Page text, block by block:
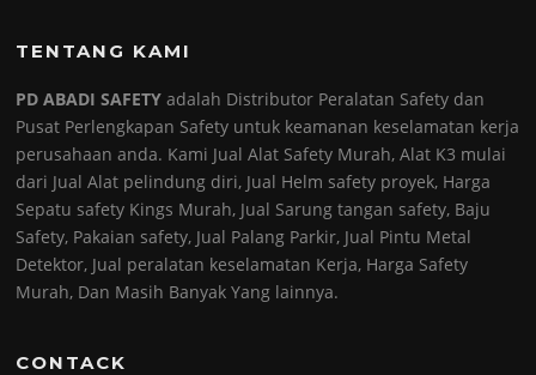
TENTANG KAMI
PD ABADI SAFETY adalah Distributor Peralatan Safety dan
Pusat Perlengkapan Safety untuk keamanan keselamatan kerja
perusahaan anda. Kami Jual Alat Safety Murah, Alat K3 mulai
dari Jual Alat pelindung diri, Jual Helm safety proyek, Harga
Sepatu safety Kings Murah, Jual Sarung tangan safety, Baju
Safety, Pakaian safety, Jual Palang Parkir, Jual Pintu Metal
Detektor, Jual peralatan keselamatan Kerja, Harga Safety
Murah, Dan Masih Banyak Yang lainnya.
CONTACK